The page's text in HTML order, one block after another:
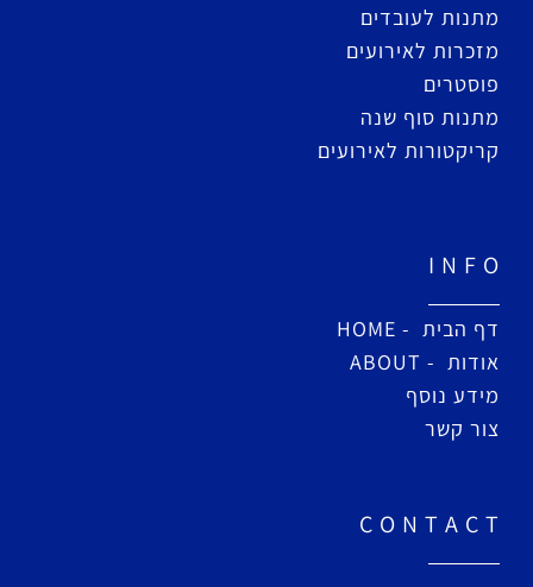
מתנות לעובדים
מזכרות לאירועים
פוסטרים
מתנות סוף שנה
קריקטורות לאירועים
I N F O
דף הבית - HOME
אודות - ABOUT
מידע נוסף
צור קשר
C O N T A C T